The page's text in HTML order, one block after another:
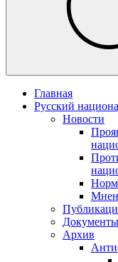
Главная
Русский
Новости
Документы
Архив